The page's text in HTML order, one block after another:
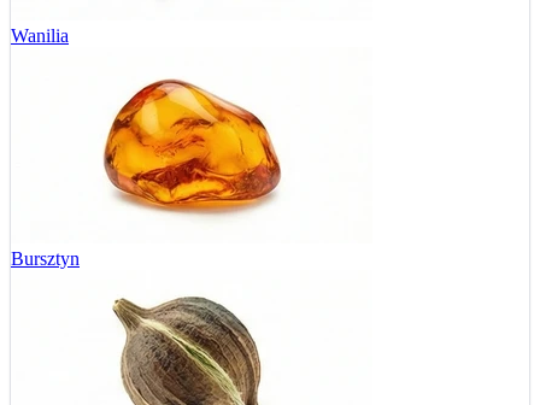
Wanilia
Bursztyn